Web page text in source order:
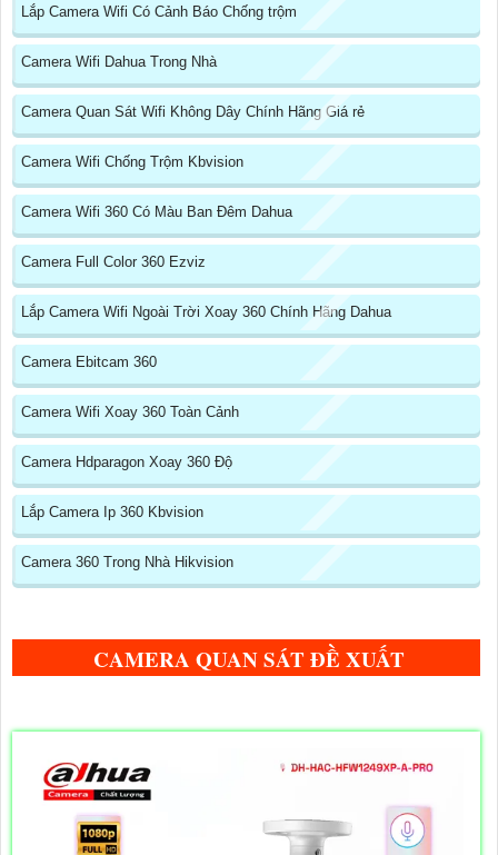
Lắp Camera Wifi Có Cảnh Báo Chống trộm
Camera Wifi Dahua Trong Nhà
Camera Quan Sát Wifi Không Dây Chính Hãng Giá rẻ
Camera Wifi Chống Trộm Kbvision
Camera Wifi 360 Có Màu Ban Đêm Dahua
Camera Full Color 360 Ezviz
Lắp Camera Wifi Ngoài Trời Xoay 360 Chính Hãng Dahua
Camera Ebitcam 360
Camera Wifi Xoay 360 Toàn Cảnh
Camera Hdparagon Xoay 360 Độ
Lắp Camera Ip 360 Kbvision
Camera 360 Trong Nhà Hikvision
CAMERA QUAN SÁT ĐỀ XUẤT